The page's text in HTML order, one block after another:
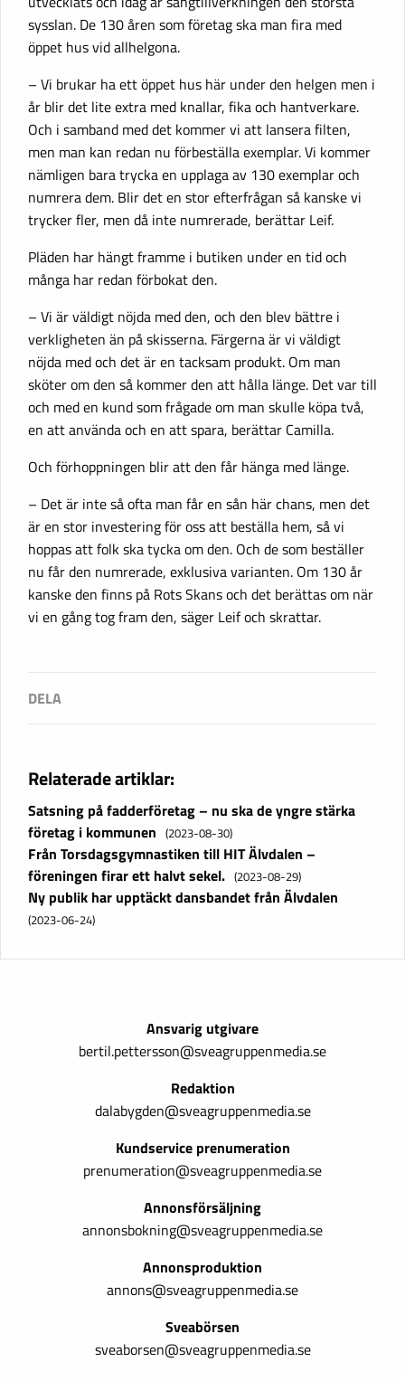
sysslan. De 130 åren som företag ska man fira med
öppet hus vid allhelgona.
– Vi brukar ha ett öppet hus här under den helgen men i
år blir det lite extra med knallar, fika och hantverkare.
Och i samband med det kommer vi att lansera filten,
men man kan redan nu förbeställa exemplar. Vi kommer
nämligen bara trycka en upplaga av 130 exemplar och
numrera dem. Blir det en stor efterfrågan så kanske vi
trycker fler, men då inte numrerade, berättar Leif.
Pläden har hängt framme i butiken under en tid och
många har redan förbokat den.
– Vi är väldigt nöjda med den, och den blev bättre i
verkligheten än på skisserna. Färgerna är vi väldigt
nöjda med och det är en tacksam produkt. Om man
sköter om den så kommer den att hålla länge. Det var till
och med en kund som frågade om man skulle köpa två,
en att använda och en att spara, berättar Camilla.
Och förhoppningen blir att den får hänga med länge.
– Det är inte så ofta man får en sån här chans, men det
är en stor investering för oss att beställa hem, så vi
hoppas att folk ska tycka om den. Och de som beställer
nu får den numrerade, exklusiva varianten. Om 130 år
kanske den finns på Rots Skans och det berättas om när
vi en gång tog fram den, säger Leif och skrattar.
Relaterade artiklar:
Satsning på fadderföretag – nu ska de yngre stärka
företag i kommunen (2023-08-30)
Från Torsdagsgymnastiken till HIT Älvdalen –
föreningen firar ett halvt sekel. (2023-08-29)
Ny publik har upptäckt dansbandet från Älvdalen
(2023-06-24)
Ansvarig utgivare
bertil.pettersson@sveagruppenmedia.se
Redaktion
dalabygden@sveagruppenmedia.se
Kundservice prenumeration
prenumeration@sveagruppenmedia.se
Annonsförsäljning
annonsbokning@sveagruppenmedia.se
Annonsproduktion
annons@sveagruppenmedia.se
Sveabörsen
sveaborsen@sveagruppenmedia.se